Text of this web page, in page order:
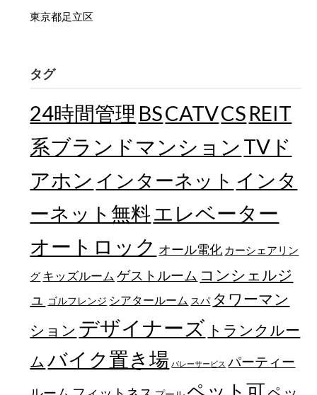
東京都足立区
タグ
24時間管理 BSCATVCS REIT
系ブランドマンション TVド
アホン インターネット インタ
ーネット無料エレベーター
オートロック オール電化 カーシェアリン
グ キッズルーム ゲストルーム コンシェルジ
ュ
ゴルフレンジ シアタールーム スパ タワーマン
ション デザイナーズ トランクルー
ム バイク置き場 バレーサービス パーティー